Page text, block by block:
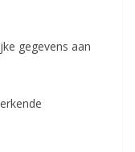
gegevens aan